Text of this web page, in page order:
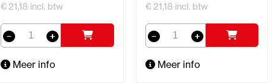
€ 21,18 incl. btw
Meer info
€ 21,18 incl. btw
Meer info